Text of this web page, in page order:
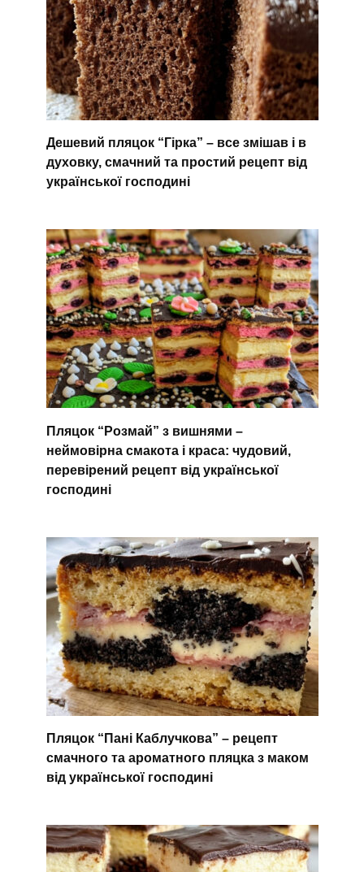
Дешевий пляцок “Гірка” – все змішав і в
духовку, смачний та простий рецепт від
української господині
Пляцок “Розмай” з вишнями –
неймовірна смакота і краса: чудовий,
перевірений рецепт від української
господині
Пляцок “Пані Каблучкова” – рецепт
смачного та ароматного пляцка з маком
від української господині